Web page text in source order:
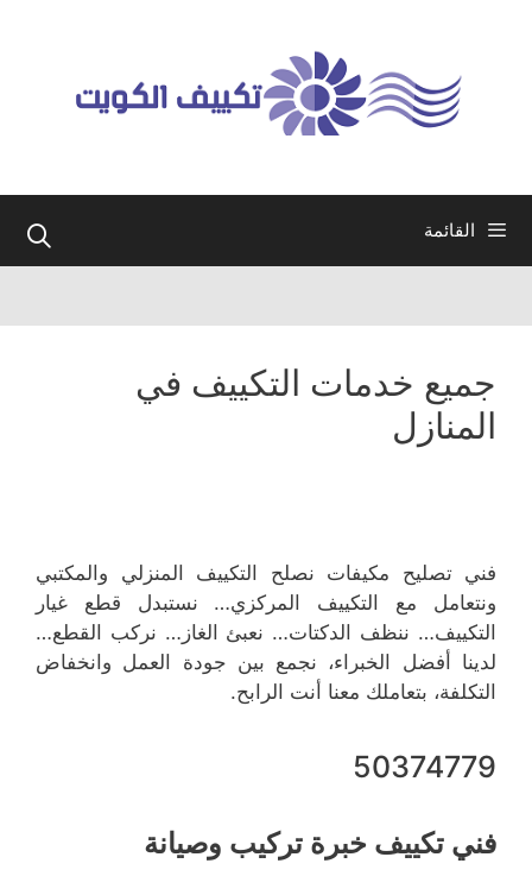
القائمة
جميع خدمات التكييف في
المنازل
فني تصليح مكيفات نصلح التكييف المنزلي والمكتبي
ونتعامل مع التكييف المركزي… نستبدل قطع غيار
التكييف… ننظف الدكتات… نعبئ الغاز… نركب القطع…
لدينا أفضل الخبراء، نجمع بين جودة العمل وانخفاض
التكلفة، بتعاملك معنا أنت الرابح.
50374779
فني تكييف خبرة تركيب وصيانة